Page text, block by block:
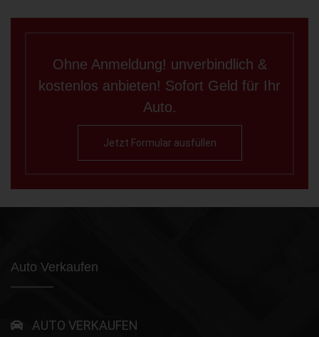
Ohne Anmeldung! unverbindlich &
kostenlos anbieten! Sofort Geld für Ihr
Auto.
Jetzt Formular ausfüllen
Auto Verkaufen
AUTO VERKAUFEN